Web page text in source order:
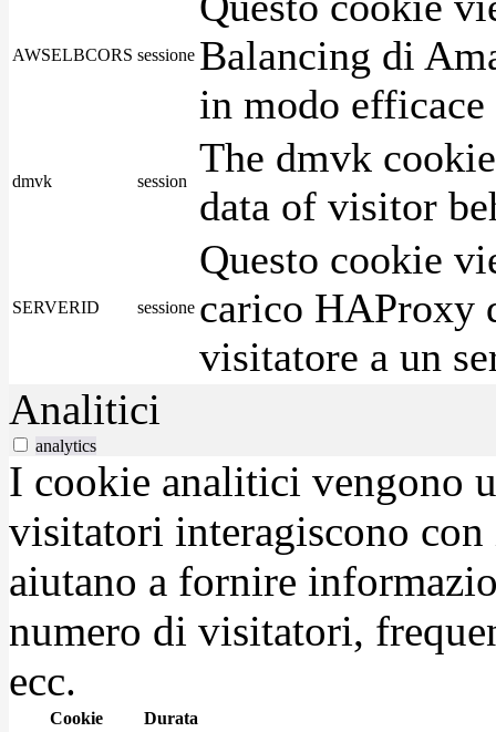
AWSELBCORS sessione Balancing di
in modo
dmvk session
The dmvk
data of visitor
SERVERID sessione
Questo cookie
carico HAProxy
visitatore a un
Analitici
analytics
I cookie analitici vengono
visitatori interagiscono
aiutano a fornire
numero di visitatori,
ecc.
Cookie Durata